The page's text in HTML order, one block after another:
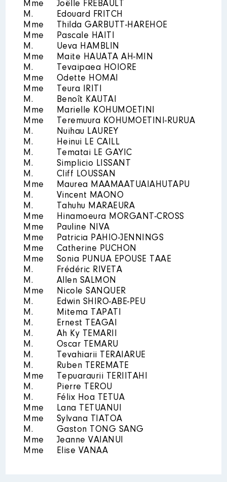
Description: membre suppléant
Organisme : Conseil
d'administration du centre des
métiers d'art de la Polynésie
française (CMA) │ De : 05/2023
à 12/2023
Rémunération ou gratification
Année Montant Type
2023 0 € Brut
Mme
Joëlle FREBAULT
M.
Edouard FRITCH
Mme
Thilda GARBUTT-HAREHOE
Mme
Pascale HAITI
M.
Ueva HAMBLIN
Mme
Maite HAUATA AH-MIN
M.
Tevaipaea HOIORE
Mme
Odette HOMAI
Mme
Teura IRITI
M.
Benoît KAUTAI
Mme
Marielle KOHUMOETINI
Mme
Teremuura KOHUMOETINI-RURUA
M.
Nuihau LAUREY
M.
Heinui LE CAILL
M.
Tematai LE GAYIC
M.
Simplicio LISSANT
M.
Cliff LOUSSAN
Mme
Maurea MAAMAATUAIAHUTAPU
M.
Vincent MAONO
M.
Tahuhu MARAEURA
Mme
Hinamoeura MORGANT-CROSS
Mme
Pauline NIVA
Mme
Patricia PAHIO-JENNINGS
Mme
Catherine PUCHON
Mme
Sonia PUNUA EPOUSE TAAE
M.
Frédéric RIVETA
M.
Allen SALMON
Mme
Nicole SANQUER
M.
Edwin SHIRO-ABE-PEU
M.
Mitema TAPATI
M.
Ernest TEAGAI
M.
Ah Ky TEMARII
M.
Oscar TEMARU
M.
Tevahiarii TERAIARUE
M.
Ruben TEREMATE
Mme
Tepuaraurii TERIITAHI
M.
Pierre TEROU
M.
Félix Hoa TETUA
Mme
Lana TETUANUI
Mme
Sylvana TIATOA
M.
Gaston TONG SANG
Mme
Jeanne VAIANUI
Mme
Elise VANAA